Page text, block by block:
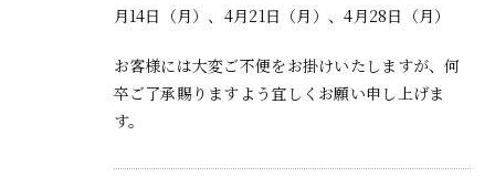
月14日（月）、4月21日（月）、4月28日（月）
お客様には大変ご不便をお掛けいたしますが、何
卒ご了承賜りますよう宜しくお願い申し上げま
す。